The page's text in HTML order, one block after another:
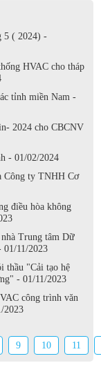
5 ( 2024) -
HVAC cho tháp
tỉnh miền Nam -
2024 cho CBCNV
- 01/02/2024
Công ty TNHH Cơ
điều hòa không
Trung tâm Dữ
11/2023
thầu "Cải tạo hệ
- 01/11/2023
công trình văn
2023
9 10 11